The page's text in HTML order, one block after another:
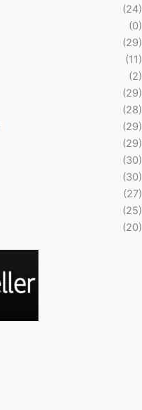
(24)
(0)
(29)
(11)
(2)
(29)
(28)
(29)
(29)
(30)
(30)
(27)
(25)
(20)